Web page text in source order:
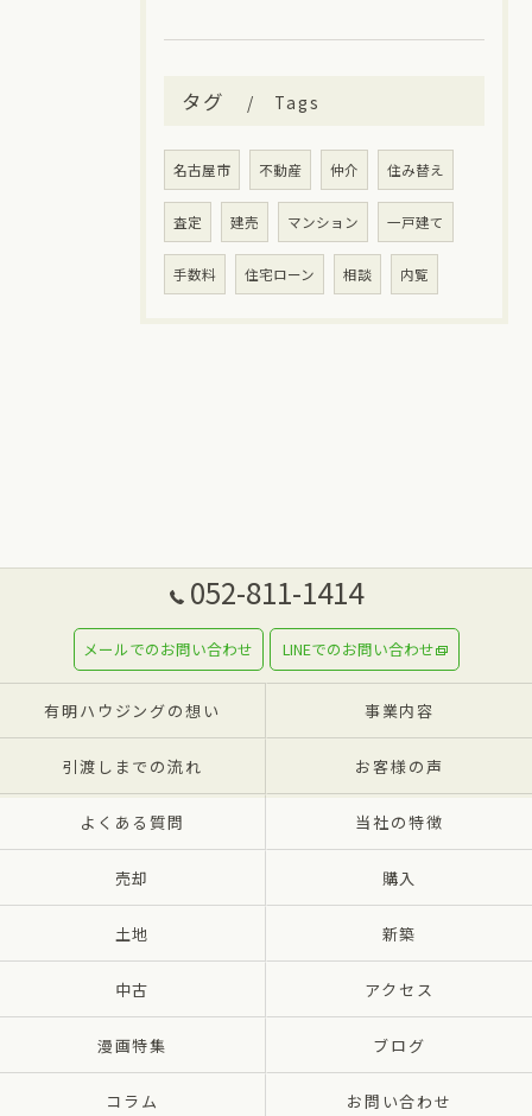
タグ Tags
名古屋市 不動産 仲介 住み替え
査定 建売 マンション 一戸建て
手数料 住宅ローン 相談 内覧
052-811-1414
メールでのお問い合わせ LINEでのお問い合わせ
有明ハウジングの想い 事業内容
引渡しまでの流れ お客様の声
よくある質問 当社の特徴
売却 購入
土地 新築
中古 アクセス
漫画特集 ブログ
コラム お問い合わせ